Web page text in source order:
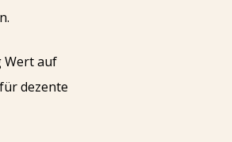
Wert auf
dezente